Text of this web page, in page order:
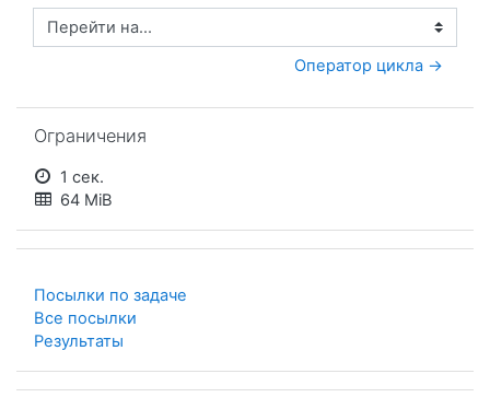
Перейти на...
Оператор цикла →
Ограничения
1 сек.
64 MiB
Посылки по задаче
Все посылки
Результаты